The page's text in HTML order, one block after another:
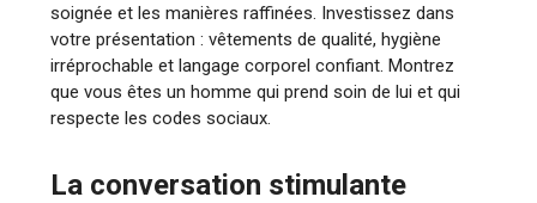
soignée et les manières raffinées. Investissez dans
votre présentation : vêtements de qualité, hygiène
irréprochable et langage corporel confiant. Montrez
que vous êtes un homme qui prend soin de lui et qui
respecte les codes sociaux.
La conversation stimulante